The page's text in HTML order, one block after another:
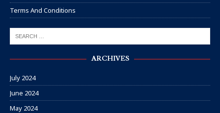
Terms And Conditions
ARCHIVES
July 2024
June 2024
May 2024